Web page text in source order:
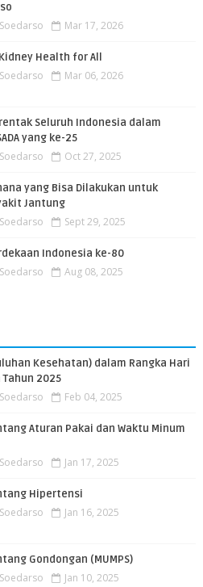
Mar 17, 2026
Health for All
Mar 06, 2026
Seluruh Indonesia dalam
yang ke-25
Oct 27, 2025
yang Bisa Dilakukan untuk
Jantung
Sept 29, 2025
Indonesia ke-80
Aug 08, 2025
Kesehatan) dalam Rangka Hari
2025
Feb 04, 2025
Aturan Pakai dan Waktu Minum
Jan 17, 2025
Hipertensi
Jan 16, 2025
Gondongan (MUMPS)
Jan 10, 2025